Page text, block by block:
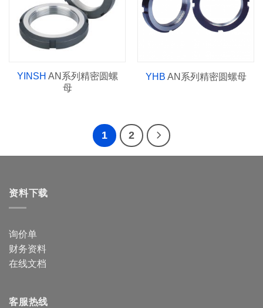
YINSH AN系列精密圆螺
母
YHB AN系列精密圆螺母
1 2
资料下载
询价单
财务资料
在线文档
客服热线